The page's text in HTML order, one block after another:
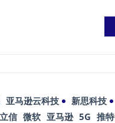
亚马逊云科技 新思科技
信 微软 亚马逊 5G 推特